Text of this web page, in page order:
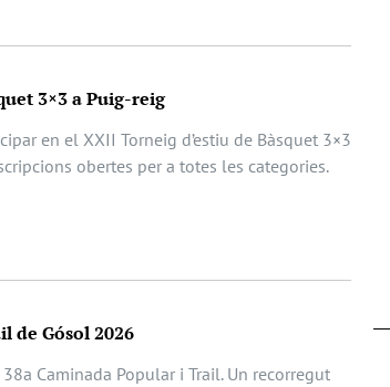
3×3 a Puig-reig
en el XXII Torneig d’estiu de Bàsquet 3×3
obertes per a totes les categories.
de Gósol 2026
Caminada Popular i Trail. Un recorregut